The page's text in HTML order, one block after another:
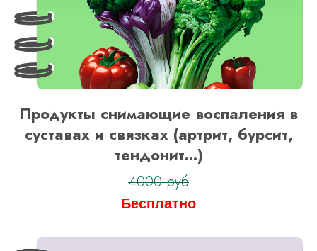
Продукты снимающие воспаления в
суставах и связках (артрит, бурсит,
тендонит...)
4000 руб
Бесплатно